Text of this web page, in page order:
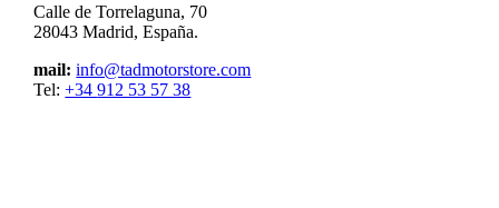
Calle de Torrelaguna, 70
28043 Madrid, España.
mail: info@tadmotorstore.com
Tel:+34912 53 57 38